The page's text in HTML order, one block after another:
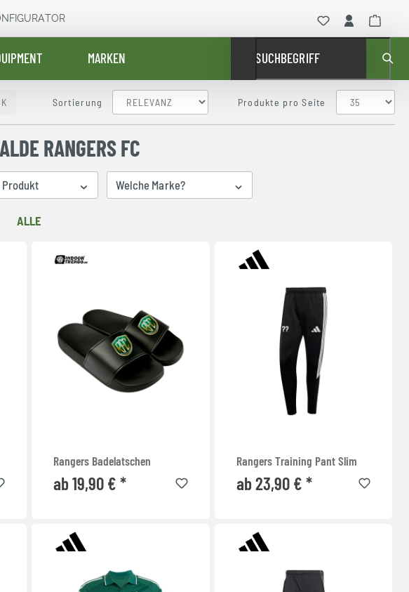
MARKEN SUCHBEGRIFF
Sortierung Produkte pro Seite
RANGERS FC
Produkt Welche Marke?
ALLE
Rangers Badelatschen
ab 19,90 € *
Rangers Training Pant Slim
ab 23,90 € *